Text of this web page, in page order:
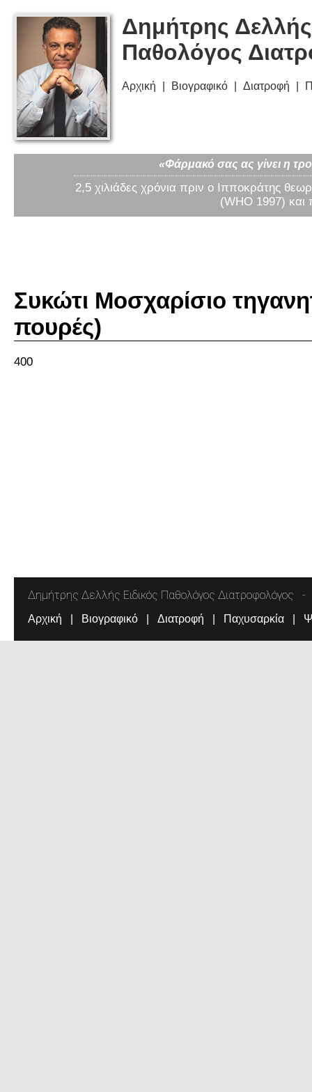
Δημήτρης
Παθολόγος
Αρχική Βιογραφικό Διατροφή
«Φάρμακό σας ας γίνει η
2,5 χιλιάδες χρόνια πριν ο Ιπποκράτης
(WHO 1997) και
Συκώτι Μοσχαρίσιο
πουρές)
400
Δημήτρης Δελλής Ειδικός Παθολόγος Διατροφολόγος
Αρχική Βιογραφικό Διατροφή Παχυσαρκία